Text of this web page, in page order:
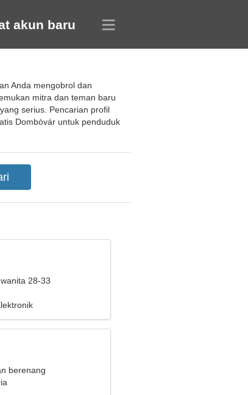
akun baru
Anda mengobrol dan
mitra dan teman baru
serius. Pencarian profil
Dombóvár untuk penduduk
28-33
berenang